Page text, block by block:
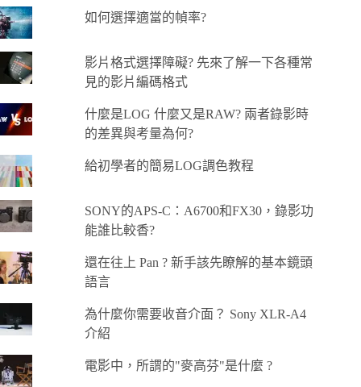
如何選擇適當的幀率?
影片格式選擇障礙? 先來了解一下各種常
見的影片編碼格式
什麼是LOG 什麼又是RAW? 兩者錄影時
的差異與考量為何?
給初學者的簡易LOG調色教程
SONY的APS-C：A6700和FX30，錄影功
能誰比較香?
還在往上 Pan ? 新手該先瞭解的基本鏡頭
語言
為什麼你需要收音介面？ Sony XLR-A4
介紹
電影中，所謂的"麥高芬"是什麼 ?